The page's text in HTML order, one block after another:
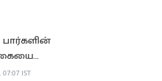
அரசு
07:07 IST